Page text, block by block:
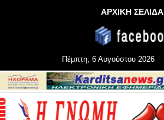
ΑΡΧΙΚΗ ΣΕΛΙΔΑ
Πέμπτη, 6 Αυγούστου 2026